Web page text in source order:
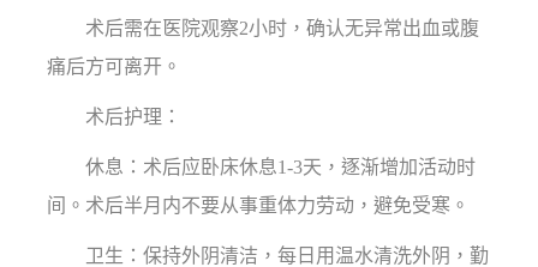
术后需在医院观察2小时，确认无异常出血或腹
痛后方可离开。
术后护理：
休息：术后应卧床休息1-3天，逐渐增加活动时
间。术后半月内不要从事重体力劳动，避免受寒。
卫生：保持外阴清洁，每日用温水清洗外阴，勤